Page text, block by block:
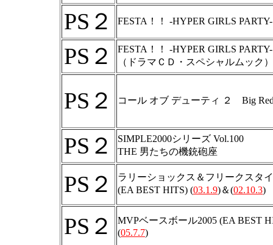
PS２ FESTA！！ -HYPER GIRLS PARTY-
PS２
FESTA！！ -HYPER GIRLS
（ドラマＣＤ・スペシャルムック）
PS２ コール オブ デューティ ２ Big
PS２
SIMPLE2000シリーズ Vol.100
THE 男たちの機銃砲座
PS２
ラリーショックス＆フリークスタ
(EA BEST HITS) (03.1.9)＆(02.10.3)
PS２
MVPベースボール2005 (EA BEST
(05.7.7)